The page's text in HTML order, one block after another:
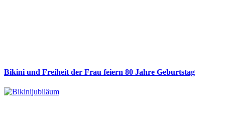
Bikini und Freiheit der Frau feiern 80 Jahre Geburtstag